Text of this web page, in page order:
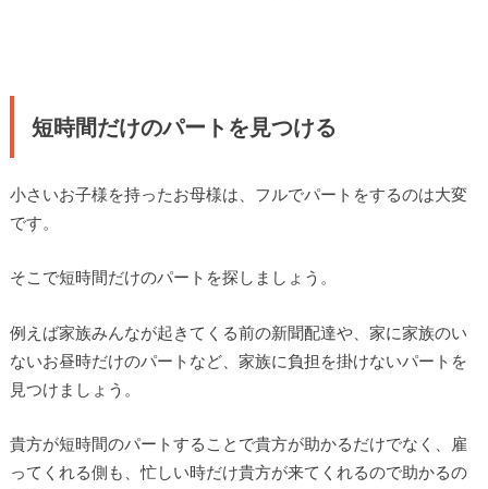
短時間だけのパートを見つける
小さいお子様を持ったお母様は、フルでパートをするのは大変
です。
そこで短時間だけのパートを探しましょう。
例えば家族みんなが起きてくる前の新聞配達や、家に家族のい
ないお昼時だけのパートなど、家族に負担を掛けないパートを
見つけましょう。
貴方が短時間のパートすることで貴方が助かるだけでなく、雇
ってくれる側も、忙しい時だけ貴方が来てくれるので助かるの